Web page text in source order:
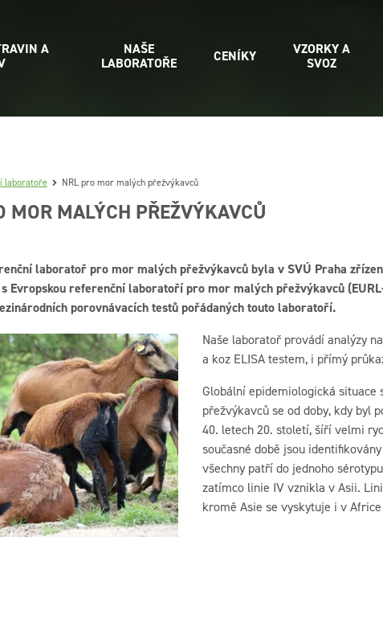
A
NAŠE
LABORATOŘE
CENÍKY
VZORKY A
SVOZ
laboratoře NRL pro mor malých přežvýkavců
MOR MALÝCH PŘEŽVÝKAVCŮ
laboratoř pro mor malých přežvýkavců byla v SVÚ Praha
Evropskou referenční laboratoří pro mor malých přežvýkavců
porovnávacích testů pořádaných touto laboratoří.
Naše laboratoř provádí analýzy
a koz ELISA testem, i přímý
Globální epidemiologická
přežvýkavců se od doby, kdy byl
40. letech 20. století, šíří velmi
současné době jsou
všechny patří do jednoho
zatímco linie IV vznikla v Asii.
kromě Asie se vyskytuje i v